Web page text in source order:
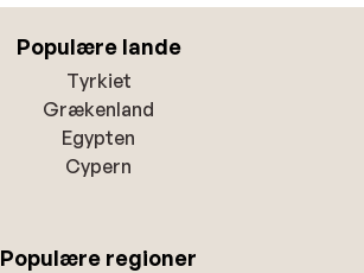
Populære lande
Tyrkiet
Grækenland
Egypten
Cypern
Populære regioner